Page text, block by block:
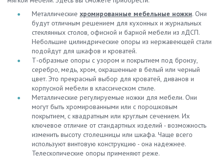
Металлические хромированные мебельные ножки. Они
будут отличным решением для кухонных и журнальных
стеклянных столов, офисной и барной мебели из лДСП.
Небольшие цилиндрические опоры из нержавеющей стали
подойдут для шкафов и кроватей.
Т-образные опоры с узором и покрытием под бронзу,
серебро, медь, хром, окрашенные в белый или черный
цвет. Это прекрасный выбор для кроватей, диванов и
корпусной мебели в классическом стиле.
Металлические регулируемые ножки для мебели. Они
могут быть хромированными или с порошковым
покрытием, с квадратным или круглым сечением. Их
ключевое отличие от стандартных изделий - возможность
изменить высоту столешницы или шкафа. Чаще всего
используют винтовую конструкцию - она надежнее.
Телескопические опоры применяют реже.